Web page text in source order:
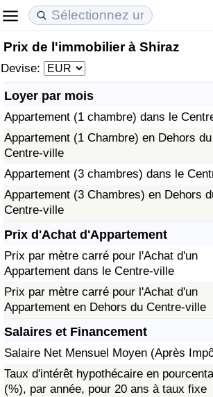
Prix de l'immobilier à Shiraz
Devise:
Loyer par mois
Appartement (1 chambre) dans le
Appartement (1 Chambre) en Dehors du
Centre-ville
Appartement (3 chambres) dans le
Appartement (3 Chambres) en Dehors
Centre-ville
Prix d'Achat d'Appartement
Prix par mètre carré pour l'Achat d'un
Appartement dans le Centre-ville
Prix par mètre carré pour l'Achat d'un
Appartement en Dehors du Centre-ville
Salaires et Financement
Salaire Net Mensuel Moyen (Après
Taux d'intérêt hypothécaire en
(%), par année, pour 20 ans à taux fixe
Coût de la vie
Indice du Coût de la Vie (Actuel)
Indice du Coût de la Vie
Indice du coût de la vie par pays
à Akaba
Prix de l'immobilier
Indice des Prix de l'immobilier (Actuel)
Indice des Prix de l'immobilier
Indice des Prix de l'immobilier par Pays
Qualité de Vie
Indice de Qualité de Vie
Indice de Qualité de Vie (Actuel)
Indice de qualité de vie par pays
Criminalité
Indice de Criminalité (Actuel)
Indice de Criminalité
Indice de criminalité par pays
Soins de santé
Indice des soins de santé (Actuel)